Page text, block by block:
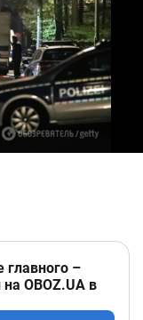
главного –
OBOZ.UA в